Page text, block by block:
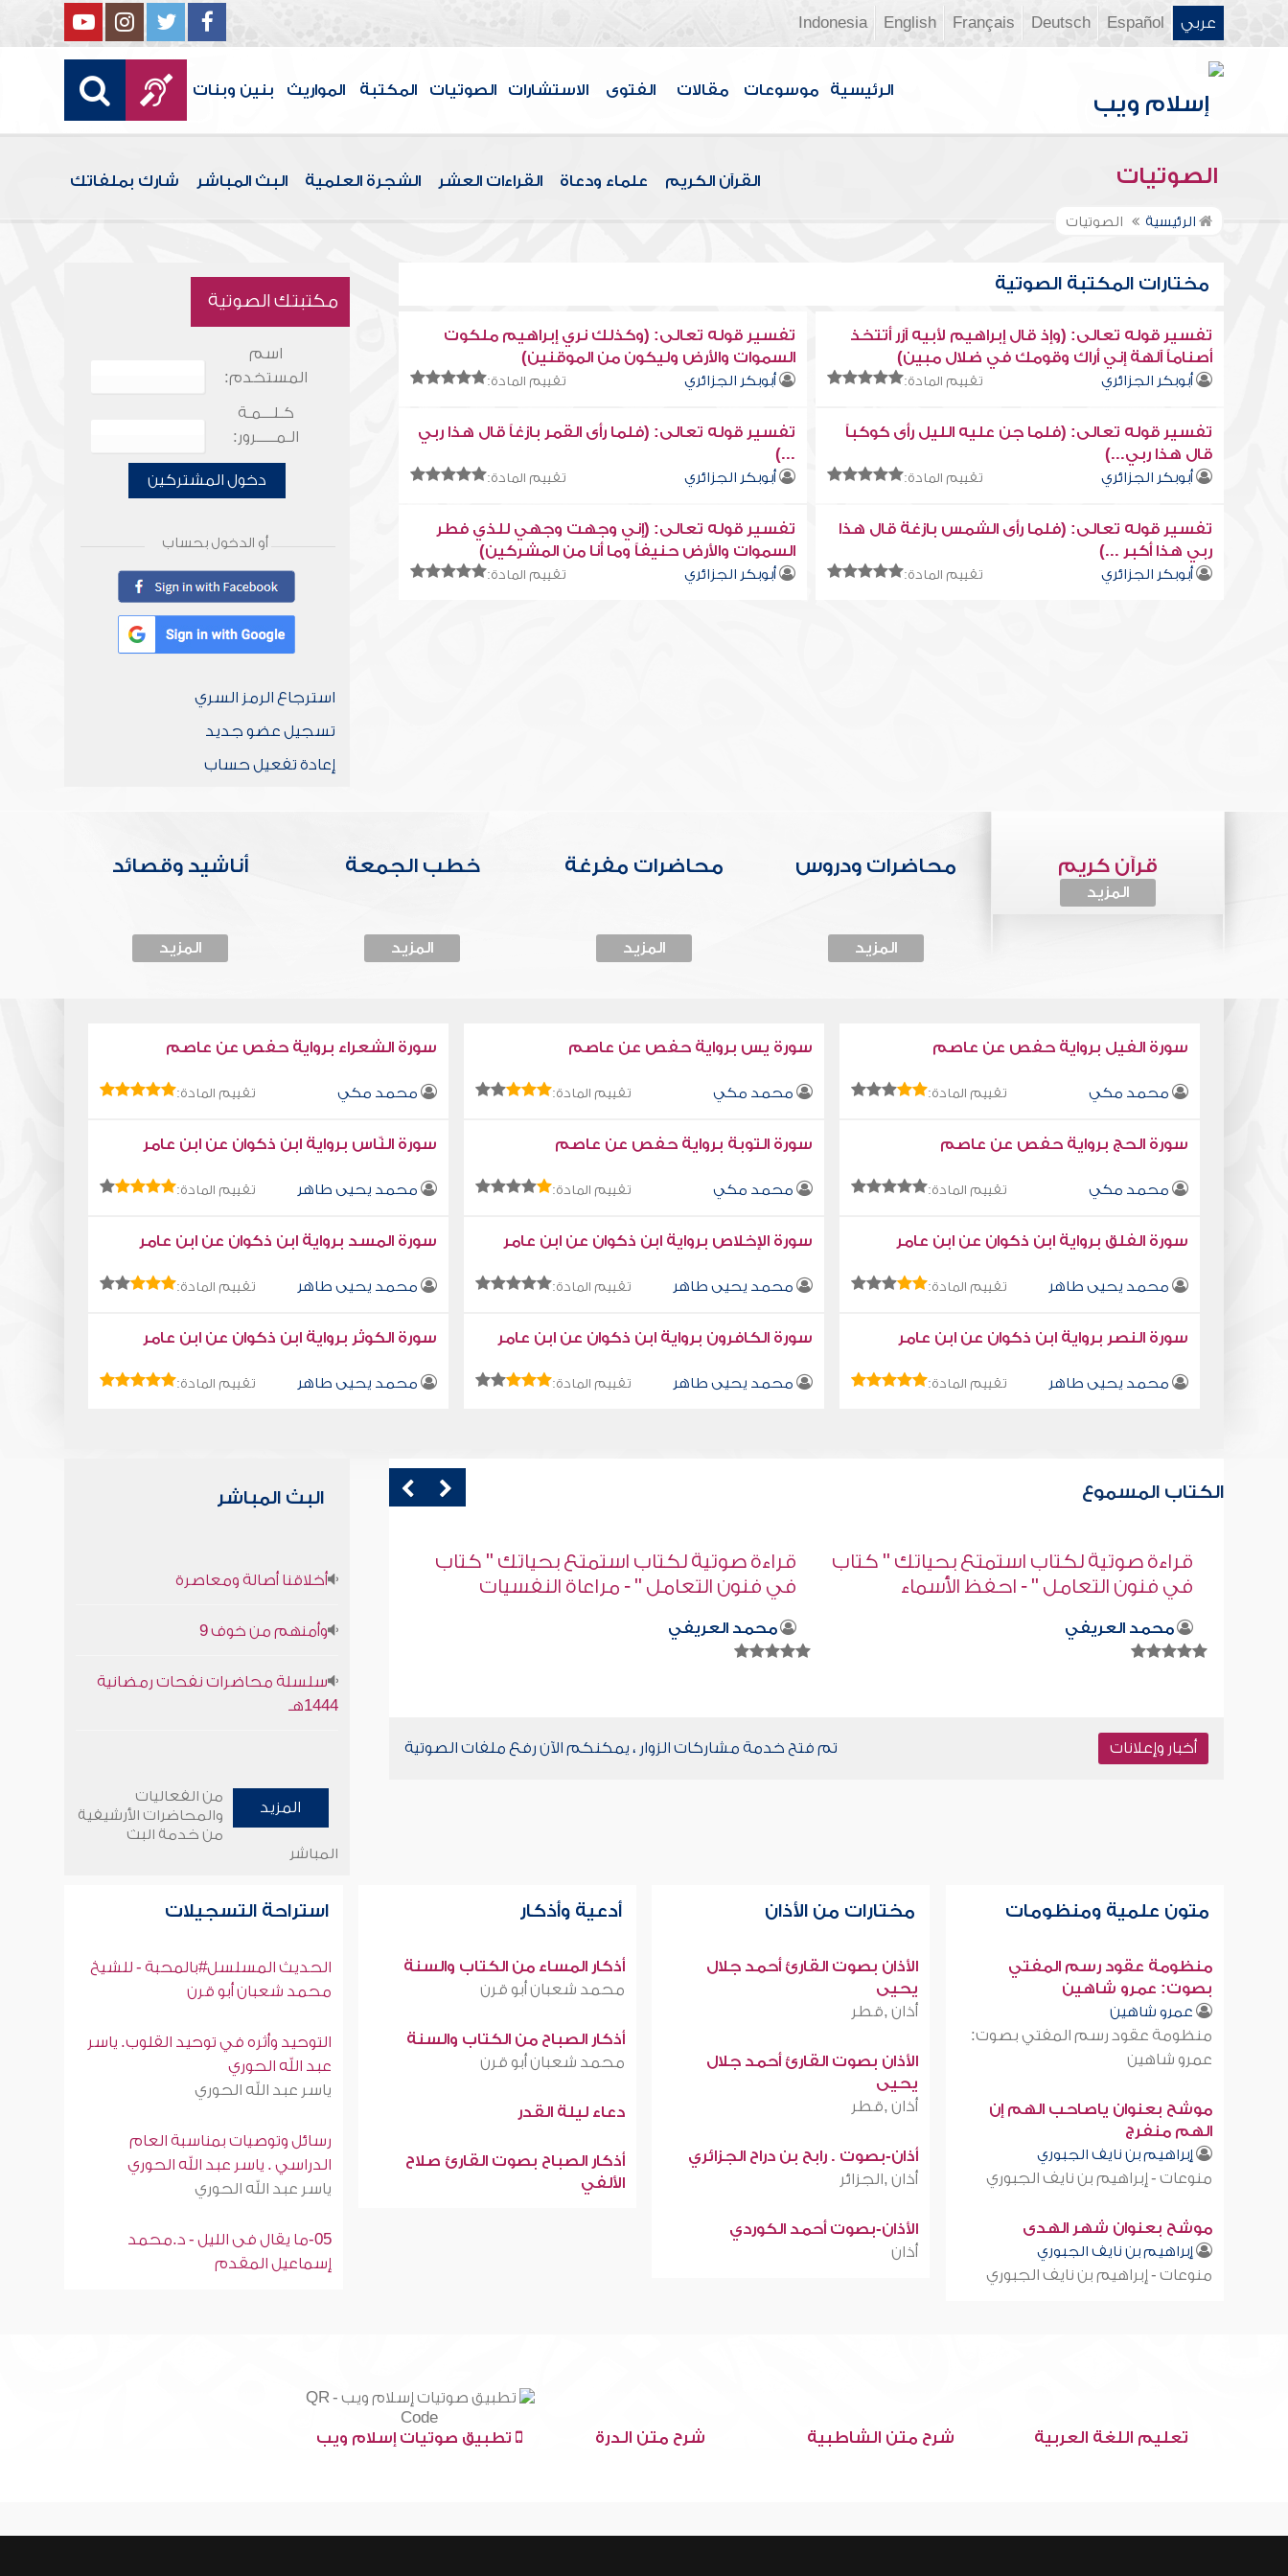
عربي Español
Deutsch
Français
English
Indonesia
الرئيسية موسوعات مقالات الفتوى الاستشارات الصوتيات المكتبة المواريث بنين وبنات
الصوتيات القرآن الكريم علماء ودعاة القراءات العشر الشجرة العلمية البث المباشر شارك بملفاتك
الرئيسية الصوتيات
مختارات المكتبة الصوتية
تفسير قوله تعالى: (وإذ قال إبراهيم لأبيه آزر أتتخذ
أصناماً آلهة إني أراك وقومك في ضلال مبين)
أبوبكر الجزائري تقييم المادة:
تفسير قوله تعالى: (وكذلك نري إبراهيم ملكوت
السموات والأرض وليكون من الموقنين)
أبوبكر الجزائري تقييم المادة:
تفسير قوله تعالى: (فلما جن عليه الليل رأى كوكباً
قال هذا ربي...)
أبوبكر الجزائري تقييم المادة:
تفسير قوله تعالى: (فلما رأى القمر بازغاً قال هذا ربي
...)
أبوبكر الجزائري تقييم المادة:
تفسير قوله تعالى: (فلما رأى الشمس بازغة قال هذا
ربي هذا أكبر ...)
أبوبكر الجزائري تقييم المادة:
تفسير قوله تعالى: (إني وجهت وجهي للذي فطر
السموات والأرض حنيفاً وما أنا من المشركين)
أبوبكر الجزائري تقييم المادة:
مكتبتك الصوتية
اسم
المستخدم:
كـلـــمـة
الـمـــــرور:
دخول المشتركين
أو الدخول بحساب
استرجاع الرمز السري
تسجيل عضو جديد
إعادة تفعيل حساب
قرآن كريم
المزيد
محاضرات ودروس
المزيد
محاضرات مفرغة
المزيد
خطب الجمعة
المزيد
أناشيد وقصائد
المزيد
سورة الفيل برواية حفص عن عاصم
محمد مكي تقييم المادة:
سورة يس برواية حفص عن عاصم
محمد مكي تقييم المادة:
سورة الشعراء برواية حفص عن عاصم
محمد مكي تقييم المادة:
سورة الحج برواية حفص عن عاصم
محمد مكي تقييم المادة:
سورة التوبة برواية حفص عن عاصم
محمد مكي تقييم المادة:
سورة النّاس برواية ابن ذكوان عن ابن عامر
محمد يحيى طاهر تقييم المادة:
سورة الفلق برواية ابن ذكوان عن ابن عامر
محمد يحيى طاهر تقييم المادة:
سورة الإخلاص برواية ابن ذكوان عن ابن عامر
محمد يحيى طاهر تقييم المادة:
سورة المسد برواية ابن ذكوان عن ابن عامر
محمد يحيى طاهر تقييم المادة:
سورة النصر برواية ابن ذكوان عن ابن عامر
محمد يحيى طاهر تقييم المادة:
سورة الكافرون برواية ابن ذكوان عن ابن عامر
محمد يحيى طاهر تقييم المادة:
سورة الكوثر برواية ابن ذكوان عن ابن عامر
محمد يحيى طاهر تقييم المادة:
الكتاب المسموع
قراءة صوتية لكتاب استمتع بحياتك " كتاب
في فنون التعامل " - مراعاة النفسيات
محمد العريفي
قراءة صوتية لكتاب استمتع بحياتك " كتاب
في فنون التعامل - اذا لم يكن ما تريد فأرد
محمد العريفي
أخبار وإعلانات تم فتح خدمة مشاركات الزوار ، يمكنكم الآن رفع ملفات الصوتية
البث المباشر
أخلاقنا أصالة ومعاصرة
وأمنهم من خوف 9
سلسلة محاضرات نفحات رمضانية
1444هـ
المزيد
من الفعاليات
والمحاضرات الأرشيفية
من خدمة البث
المباشر
متون علمية ومنظومات
منظومة عقود رسم المفتي
بصوت: عمرو شاهين
عمرو شاهين
منظومة عقود رسم المفتي بصوت:
عمرو شاهين
موشح بعنوان ياصاحب الهم إن
الهم منفرج
إبراهيم بن نايف الجبوري
منوعات - إبراهيم بن نايف الجبوري
موشح بعنوان شهر الهدى
إبراهيم بن نايف الجبوري
منوعات - إبراهيم بن نايف الجبوري
مختارات من الأذان
الأذان بصوت القارئ أحمد جلال
يحيى
أذان ,قطر
الأذان بصوت القارئ أحمد جلال
يحيى
أذان ,قطر
أذان-بصوت . رابح بن دراح الجزائري
أذان ,الجزائر
الأذان-بصوت أحمد الكوردي
أذان
أدعية وأذكار
أذكار المساء من الكتاب والسنة
محمد شعبان أبو قرن
أذكار الصباح من الكتاب والسنة
محمد شعبان أبو قرن
دعاء ليلة القدر
أذكار الصباح بصوت القارئ صلاح
الألفي
استراحة التسجيلات
الحديث المسلسل#بالمحبة - للشيخ
محمد شعبان أبو قرن
التوحيد وأثره في توحيد القلوب. ياسر
عبد الله الحوري
ياسر عبد الله الحوري
رسائل وتوصيات بمناسبة العام
الدراسي . ياسر عبد الله الحوري
ياسر عبد الله الحوري
05-ما يقال فى الليل - د.محمد
إسماعيل المقدم
تعليم اللغة العربية شرح متن الشاطبية شرح متن الدرة تطبيق صوتيات إسلام ويب